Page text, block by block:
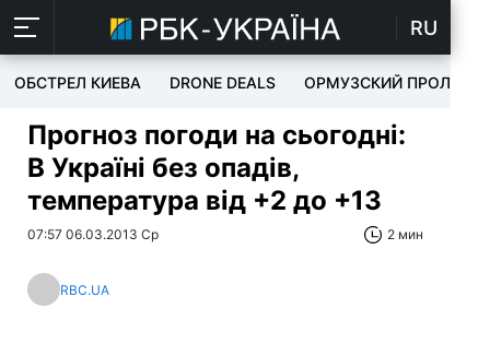
RU
ОБСТРЕЛ КИЕВА DRONE DEALS ОРМУЗСКИЙ ПРОЛИВ
Прогноз погоди на сьогодні:
В Україні без опадів,
температура від +2 до +13
07:57 06.03.2013 Ср 2 мин
RBC.UA